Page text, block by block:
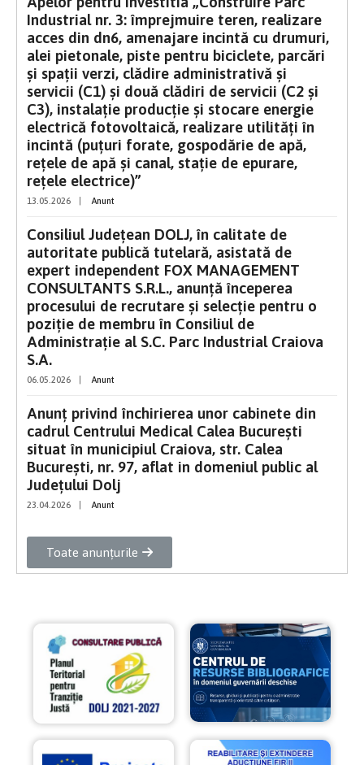
Industrial nr. 3: împrejmuire teren, realizare
acces din dn6, amenajare incintă cu drumuri,
alei pietonale, piste pentru biciclete, parcări
și spații verzi, clădire administrativă și
servicii (C1) și două clădiri de servicii (C2 și
C3), instalație producție și stocare energie
electrică fotovoltaică, realizare utilități în
incintă (puțuri forate, gospodărie de apă,
rețele de apă și canal, stație de epurare,
rețele electrice)”
13.05.2026 Anunt
Consiliul Județean DOLJ, în calitate de
autoritate publică tutelară, asistată de
expert independent FOX MANAGEMENT
CONSULTANTS S.R.L., anunţă începerea
procesului de recrutare şi selecţie pentru o
poziţie de membru în Consiliul de
Administrație al S.C. Parc Industrial Craiova
S.A.
06.05.2026 Anunt
Anunț privind închirierea unor cabinete din
cadrul Centrului Medical Calea București
situat în municipiul Craiova, str. Calea
București, nr. 97, aflat in domeniul public al
Județului Dolj
23.04.2026 Anunt
Toate anunțurile